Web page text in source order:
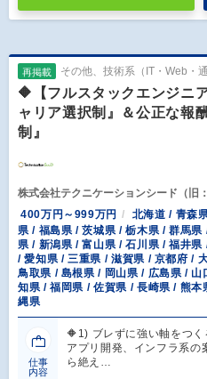
再掲載 その他、技術系（IT・Web・通
🔶【フルスタックエンジニ
ャリア選択制』＆公正な報
制』
株式会社テクニケーションシード（旧
400万円～999万円
北海道 / 青森
県 / 福島県 / 茨城県 / 栃木県 / 群馬県
県 / 新潟県 / 富山県 / 石川県 / 福井
/ 愛知県 / 三重県 / 滋賀県 / 京都府 /
鳥取県 / 島根県 / 岡山県 / 広島県 /
知県 / 福岡県 / 佐賀県 / 長崎県 / 熊
縄県
仕事
内容
🔶1) ブレずに強い軸をつく
アプリ開発、インフラ系の
ら絶え…